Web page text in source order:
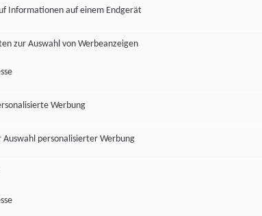
Informationen auf einem Endgerät
zur Auswahl von Werbeanzeigen
Werbung
personalisierter Werbung